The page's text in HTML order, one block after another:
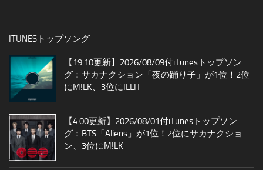
ITUNESトップソング
【19:10更新】2026/08/09付iTunesトップソン
グ：サカナクション「夜の踊り子」が1位！2位
にM!LK、3位にILLIT
【4:00更新】2026/08/01付iTunesトップソン
グ：BTS「Aliens」が1位！2位にサカナクショ
ン、3位にM!LK